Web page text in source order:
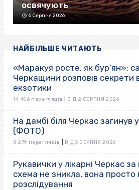
освячують
6 Серпня 2026
НАЙБІЛЬШЕ ЧИТАЮТЬ
«Маракуя росте, як бур’ян»:
Черкащини розповів секрети
екзотики
14 406 переглядів ВІД 2 СЕРПНЯ 2026
На дамбі біля Черкас загинув
(ФОТО)
8 279 переглядів ВІД 5 СЕРПНЯ 2026
Рукавички у лікарні Черкас
схема не зникла, вона просто
розслідування